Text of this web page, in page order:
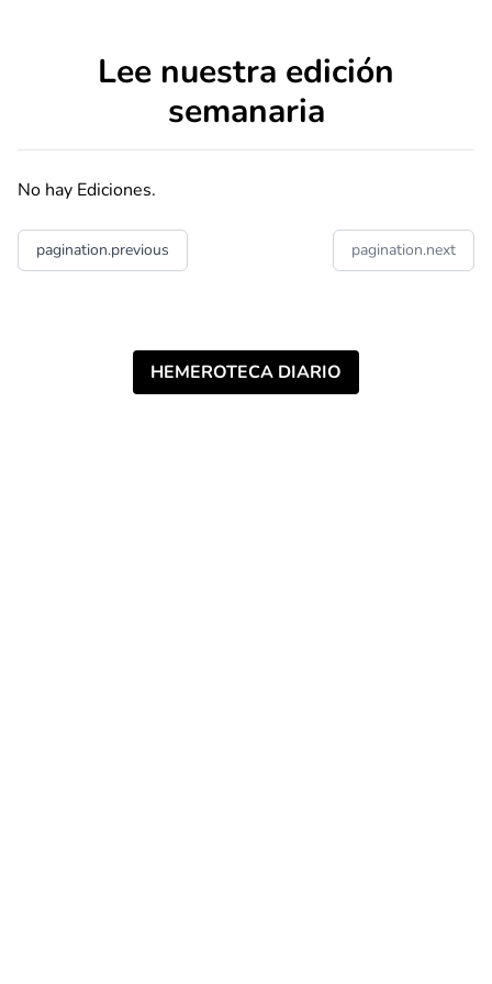
Lee nuestra edición
semanaria
No hay Ediciones.
pagination.previous pagination.next
HEMEROTECA DIARIO